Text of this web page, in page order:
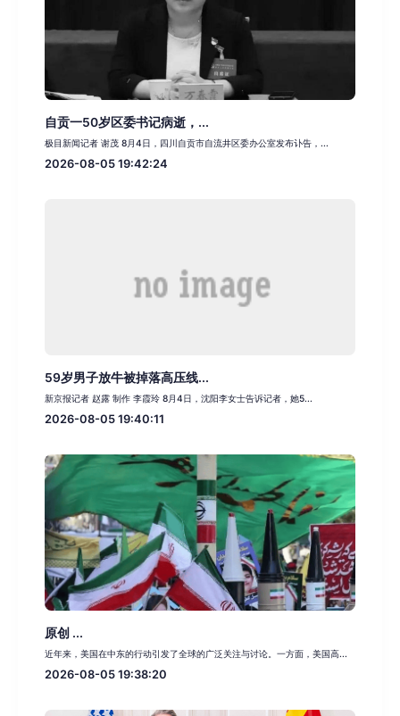
自贡一50岁区委书记病逝，...
极目新闻记者 谢茂 8月4日，四川自贡市自流井区委办公室发布讣告，...
2026-08-05 19:42:24
59岁男子放牛被掉落高压线...
新京报记者 赵露 制作 李霞玲 8月4日，沈阳李女士告诉记者，她5...
2026-08-05 19:40:11
原创 ...
近年来，美国在中东的行动引发了全球的广泛关注与讨论。一方面，美国高...
2026-08-05 19:38:20